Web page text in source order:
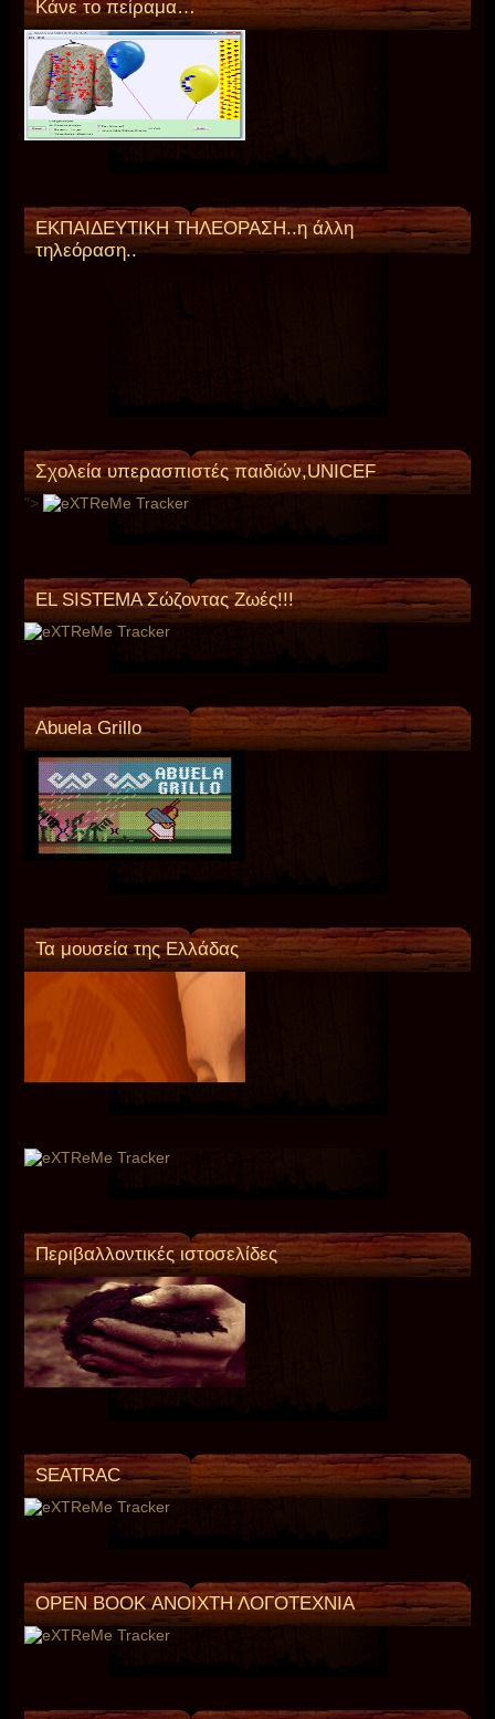
Κάνε το πείραμα…
ΕΚΠΑΙΔΕΥΤΙΚΗ ΤΗΛΕΟΡΑΣΗ..η άλλη
τηλεόραση..
Σχολεία υπερασπιστές παιδιών,UNICEF
">
EL SISTEMA Σώζοντας Ζωές!!!
Abuela Grillo
Τα μουσεία της Ελλάδας
Περιβαλλοντικές ιστοσελίδες
SEATRAC
OPEN BOOK ΑΝΟΙΧΤΗ ΛΟΓΟΤΕΧΝΙΑ